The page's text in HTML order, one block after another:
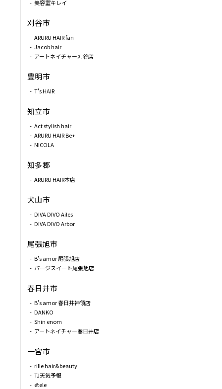
美容室キレイ
刈谷市
ARURU HAIR fan
Jacob hair
アートネイチャー刈谷店
豊明市
T's HAIR
知立市
Act stylish hair
ARURU HAIR Be+
NICOLA
知多郡
ARURU HAIR本店
犬山市
DIVA DIVO Ailes
DIVA DIVO Arbor
尾張旭市
B's amor 尾張旭店
パージスイート尾張旭店
春日井市
B's amor 春日井神領店
DANKO
Shin enom
アートネイチャー春日井店
一宮市
rille hair&beauty
TJ天気予報
ētele